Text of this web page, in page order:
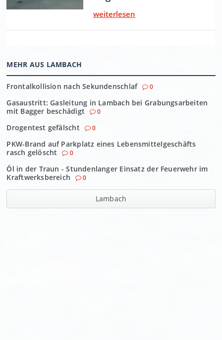
MEHR AUS LAMBACH
Frontalkollision nach Sekundenschlaf 0
Gasaustritt: Gasleitung in Lambach bei Grabungsarbeiten
mit Bagger beschädigt
0
Drogentest gefälscht 0
PKW-Brand auf Parkplatz eines Lebensmittelgeschäfts
rasch gelöscht
0
Öl in der Traun - Stundenlanger Einsatz der Feuerwehr im
Kraftwerksbereich
0
Lambach